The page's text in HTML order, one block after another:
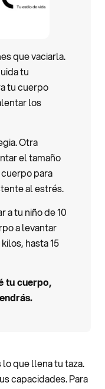
que vaciarla.
tu
tu cuerpo
los
Otra
el tamaño
para
al estrés.
a tu niño de 10
a levantar
hasta 15
tu cuerpo,
que llena tu taza.
capacidades. Para